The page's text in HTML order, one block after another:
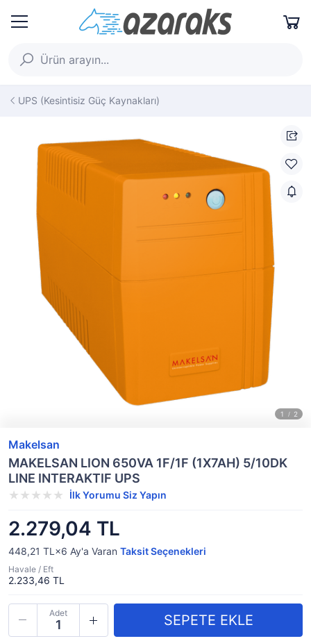
UPS (Kesintisiz Güç Kaynakları)
Makelsan
MAKELSAN LION 650VA 1F/1F (1X7AH) 5/10DK
LINE INTERAKTIF UPS
İlk Yorumu Siz Yapın
2.279,04 TL
448,21 TL×6 Ay'a Varan Taksit Seçenekleri
Havale / Eft
2.233,46 TL
Adet